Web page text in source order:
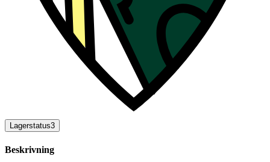
Lagerstatus3
Beskrivning